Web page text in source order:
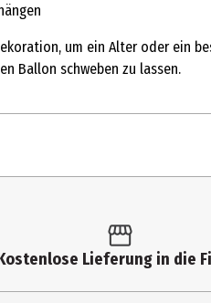
um ein Alter oder ein
Ballon schweben zu lassen.
Lieferung in die